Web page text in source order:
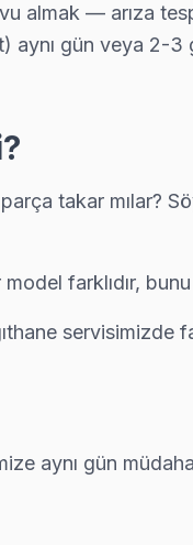
fatura çıkarmıyor.
içinde kapınızda.
bakım
gelerek fabrika reset ve
almak — arıza
gün veya 2-3
takar mılar?
farklıdır,
servisimizde
aynı gün